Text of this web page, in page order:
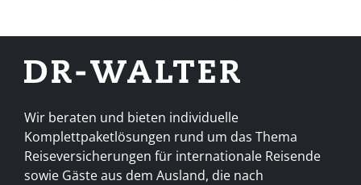
Wir beraten und bieten individuelle
Komplettpaketlösungen rund um das Thema
Reiseversicherungen für internationale Reisende
sowie Gäste aus dem Ausland, die nach